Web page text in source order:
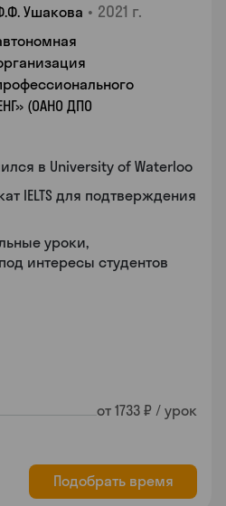
Ушакова • 2021 г.
(ОАНО ДПО
в University of Waterloo
IELTS для подтверждения
уроки,
интересы студентов
от 1733 ₽ / урок
Подобрать время